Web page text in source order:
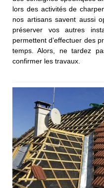
lors des activités de
nos artisans savent aussi
préserver vos autres
permettent d’effectuer des
temps. Alors, ne tardez
confirmer les travaux.